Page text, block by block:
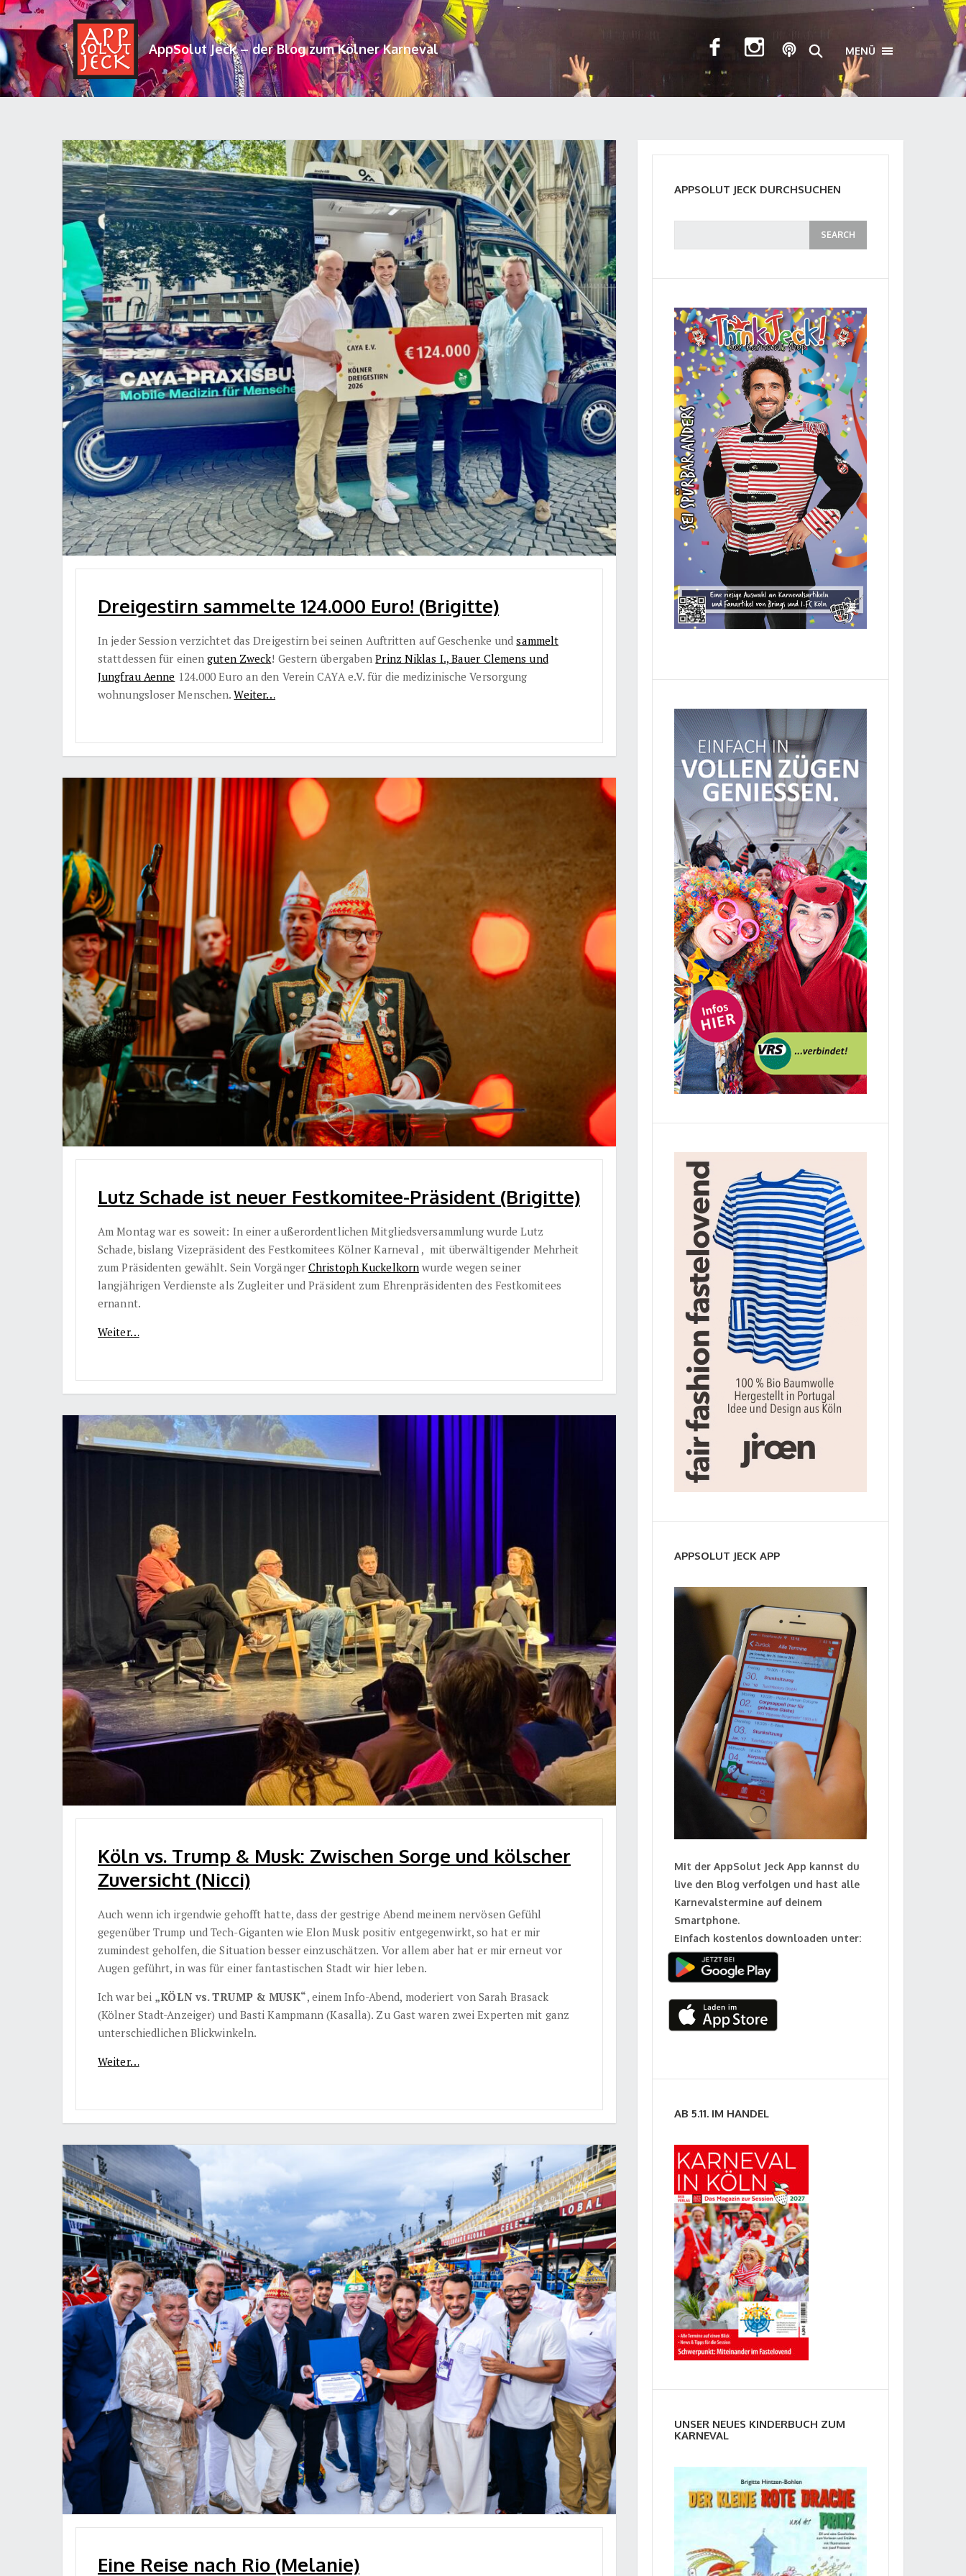
AppSolut Jeck – der Blog zum Kölner Karneval MENÜ TOGGLE
Dreigestirn sammelte 124.000 Euro! (Brigitte)
In jeder Session verzichtet das Dreigestirn bei seinen Auftritten auf Geschenke undsammelt
stattdessen für einenguten Zweck! Gestern übergabenPrinz Niklas I., Bauer Clemens und
Jungfrau Aenne 124.000 Euro an den Verein CAYA e.V. für die medizinische Versorgung
wohnungsloser Menschen.Weiter…
Lutz Schade ist neuer Festkomitee-Präsident (Brigitte)
Am Montag war es soweit: In einer außerordentlichen Mitgliedsversammlung wurde Lutz
Schade, bislang Vizepräsident des Festkomitees Kölner Karneval , mit überwältigender Mehrheit
zum Präsidenten gewählt. Sein VorgängerChristoph Kuckelkorn wurde wegen seiner
langjährigen Verdienste als Zugleiter und Präsident zum Ehrenpräsidenten des Festkomitees
ernannt.
Weiter…
Köln vs. Trump & Musk: Zwischen Sorge und kölscher
Zuversicht (Nicci)
Auch wenn ich irgendwie gehofft hatte, dass der gestrige Abend meinem nervösen Gefühl
gegenüber Trump und Tech-Giganten wie Elon Musk positiv entgegenwirkt, so hat er mir
zumindest geholfen, die Situation besser einzuschätzen. Vor allem aber hat er mir erneut vor
Augen geführt, in was für einer fantastischen Stadt wir hier leben.
Ich war bei „KÖLN vs. TRUMP & MUSK“, einem Info-Abend, moderiert von Sarah Brasack
(Kölner Stadt-Anzeiger) und Basti Kampmann (Kasalla). Zu Gast waren zwei Experten mit ganz
unterschiedlichen Blickwinkeln.
Weiter…
Eine Reise nach Rio (Melanie)
APPSOLUT JECK DURCHSUCHEN
APPSOLUT JECK APP
Mit der AppSolut Jeck App kannst du
live den Blog verfolgen und hast alle
Karnevalstermine auf deinem
Smartphone.
Einfach kostenlos downloaden unter:
AB 5.11. IM HANDEL
UNSER NEUES KINDERBUCH ZUM
KARNEVAL